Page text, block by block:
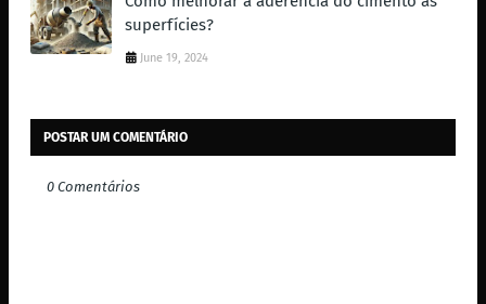
superfícies?
June 19, 2024
POSTAR UM COMENTÁRIO
0 Comentários